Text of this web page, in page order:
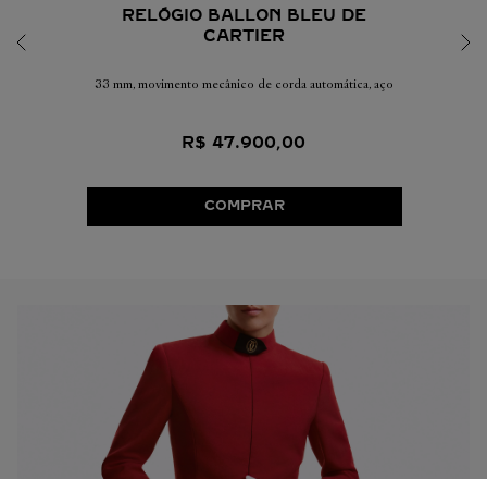
RELÓGIO BALLON BLEU DE
CARTIER
33 mm, movimento mecânico de corda automática, aço
R$ 47.900,00
COMPRAR